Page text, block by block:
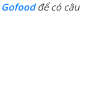
Gofoodđể có câu